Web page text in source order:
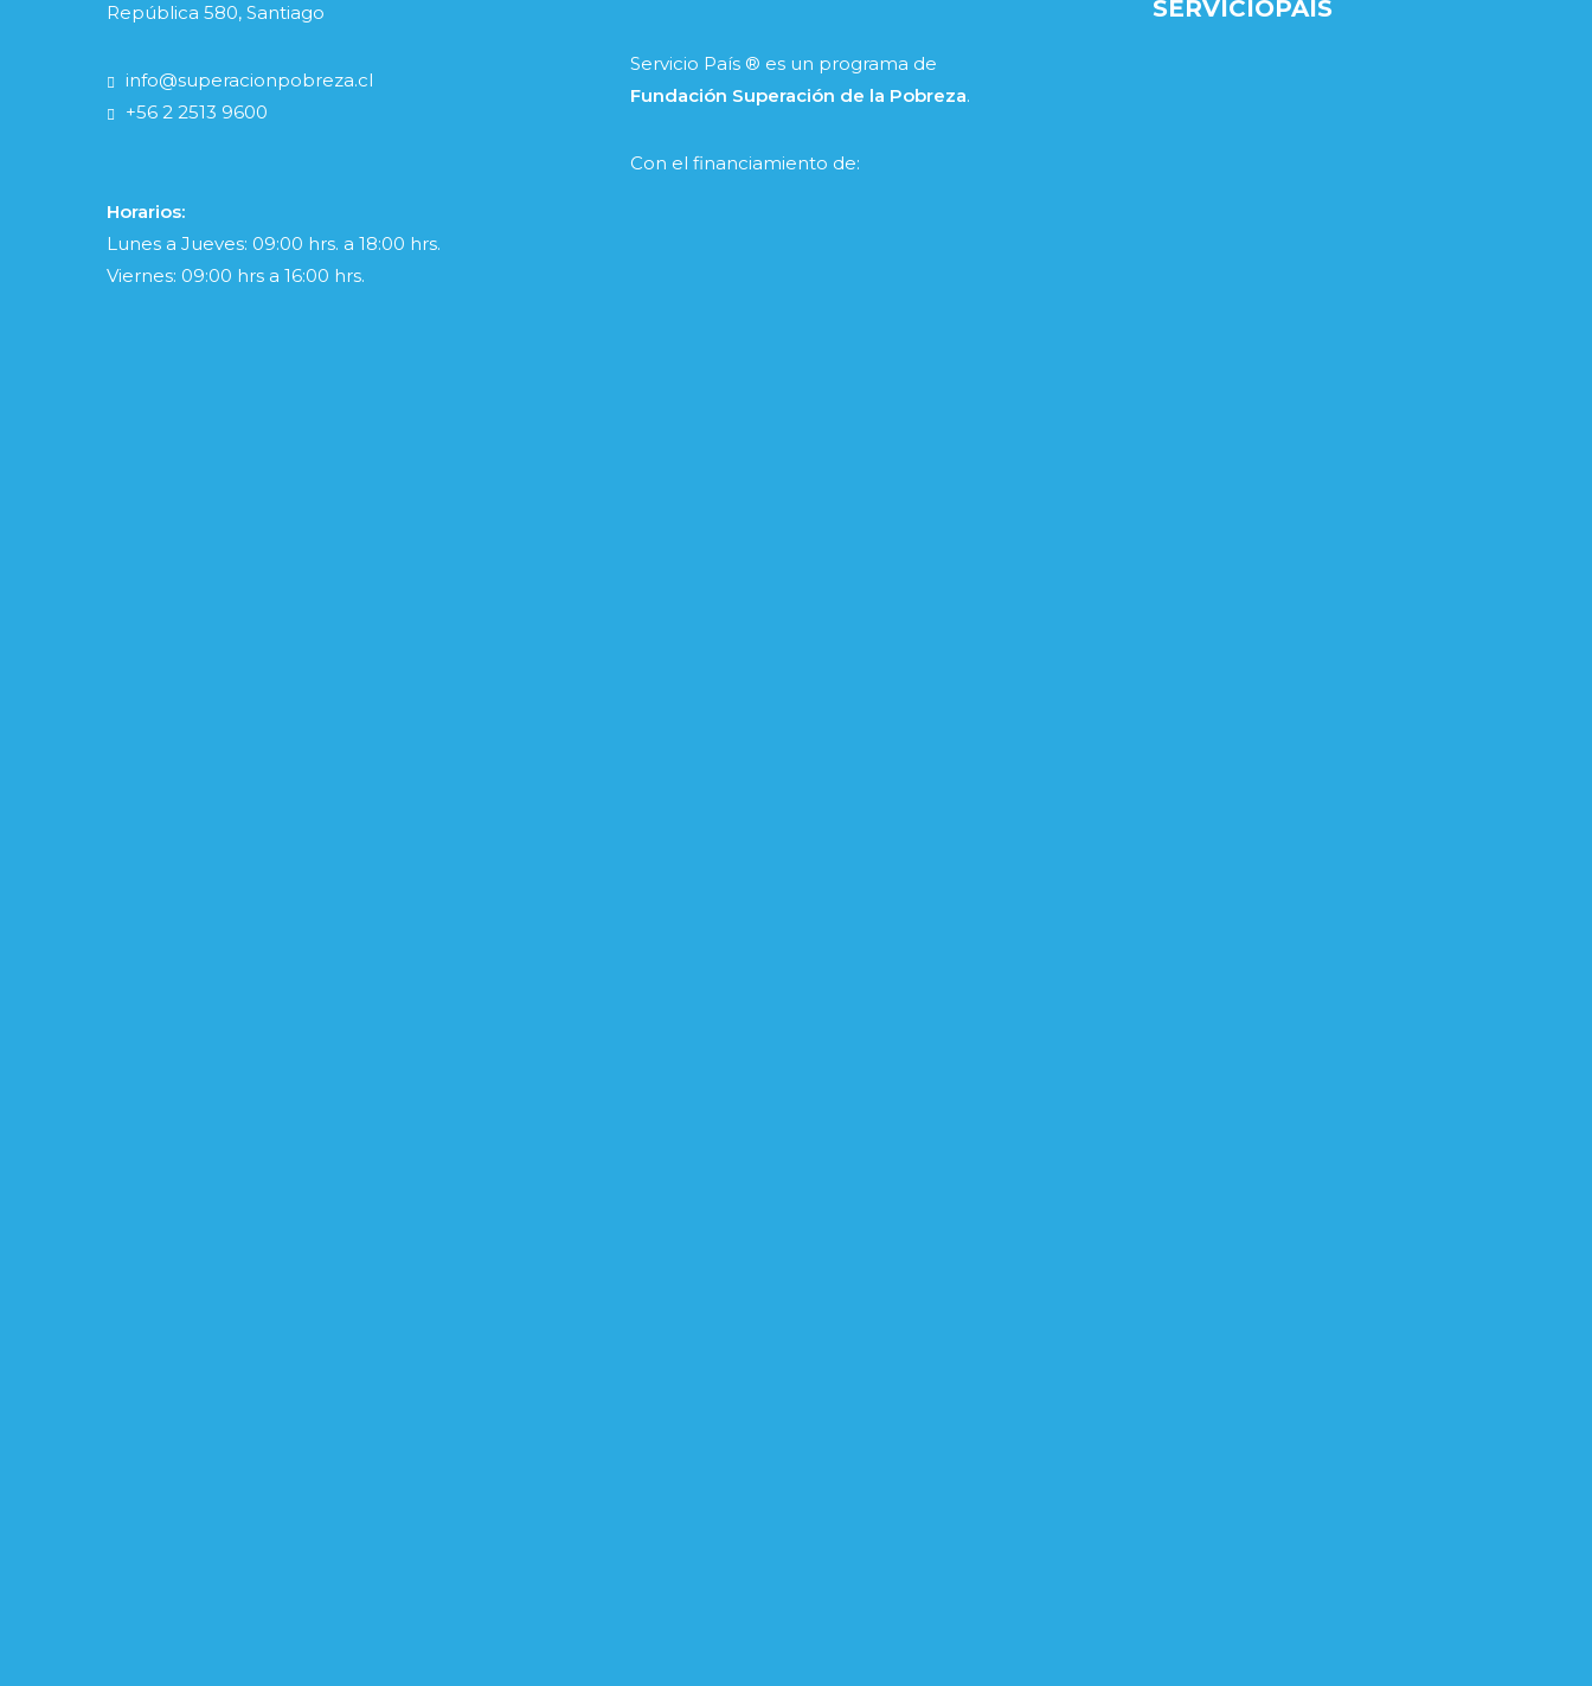
República 580, Santiago
info@superacionpobreza.cl
+56 2 2513 9600
Horarios:
Lunes a Jueves: 09:00 hrs. a 18:00 hrs.
Viernes: 09:00 hrs a 16:00 hrs.
Servicio País ® es un programa de
Fundación Superación de la Pobreza.
Con el financiamiento de:
SERVICIOPAIS